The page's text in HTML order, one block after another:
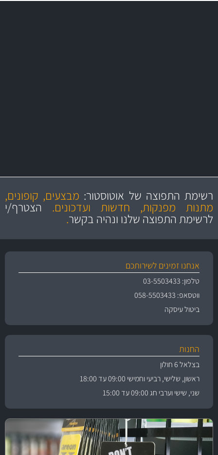
מקצועיות
ושירות מצויין
מחירים
הוגנים
והיצע מוצרים איכותירשימת התפוצה של אוטוסטור: מבצעים, קופונים,
מתנות מפנקות, חדשות ועדכונים.הצטרף/י
לרשימת התפוצה שלנו ונהיה בקשר.
אנחנו זמינים לשירותכם
טלפון: 03-5503433
ווטסאפ: 058-5503433
ביטול עיסקה
החנות
בצלאל 6 חולון
ראשון, שלישי, רביעי וחמישי 09:00 עד 18:00
שני, שישי וערבי חג 09:00 עד 15:00